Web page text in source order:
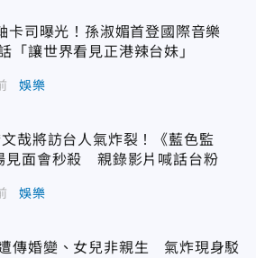
卡司曝光！孫淑媚首登國際音樂
讓世界看見正港辣台妹」
娛樂
哉將訪台人氣炸裂！《藍色監
見面會秒殺 親錄影片喊話台粉
娛樂
傳婚變、女兒非親生 氣炸現身駁